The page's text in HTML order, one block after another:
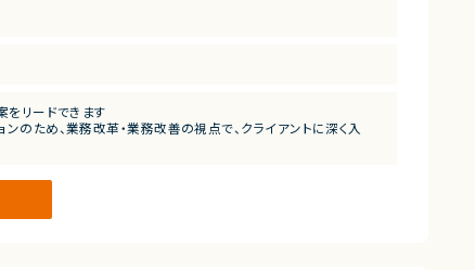
リードできます
ため、業務改革・業務改善の視点で、クライアントに深く入